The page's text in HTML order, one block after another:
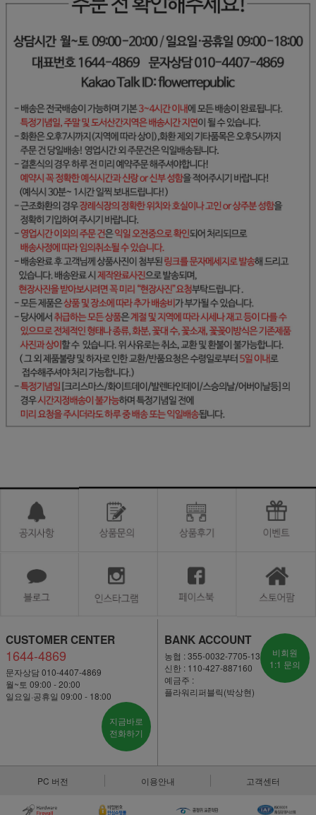
CUSTOMER CENTER
1644-4869
문자상담 010-4407-4869
월~토 09:00 - 20:00
일요일·공휴일 09:00 - 18:00
지금바로
전화하기
BANK ACCOUNT
농협 : 355-0032-7705-13
신한 : 110-427-887160
예금주 :
플라워리퍼블릭(박상현)
비회원
1:1 문의
PC 버전 이용안내 고객센터